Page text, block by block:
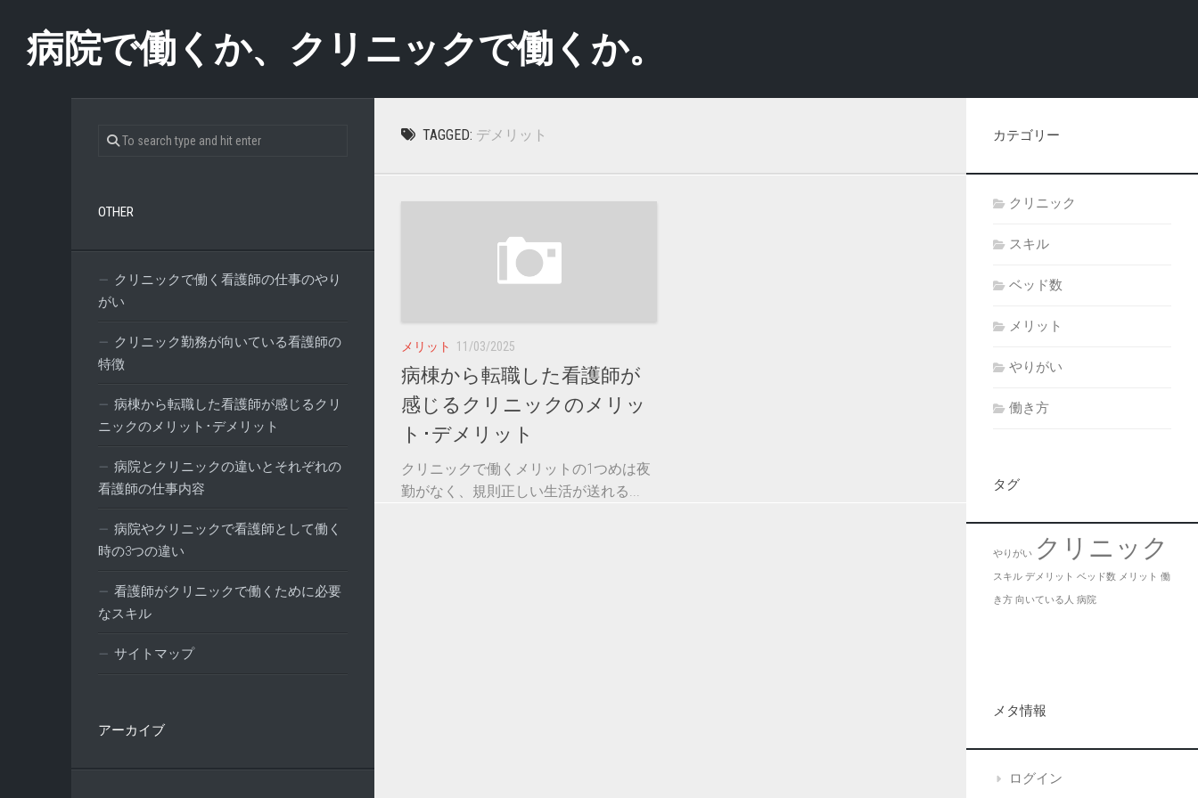
content病院で働くか、クリニックで働くか。
TAGGED: デメリット
メリット 11/03/2025
病棟から転職した看護師が
感じるクリニックのメリッ
ト･デメリット
クリニックで働くメリットの1つめは夜
勤がなく、規則正しい生活が送れる...
OTHER
クリニックで働く看護師の仕事のやり
がい
クリニック勤務が向いている看護師の
特徴
病棟から転職した看護師が感じるクリ
ニックのメリット･デメリット
病院とクリニックの違いとそれぞれの
看護師の仕事内容
病院やクリニックで看護師として働く
時の3つの違い
看護師がクリニックで働くために必要
なスキル
サイトマップ
アーカイブ
カテゴリー
クリニック
スキル
ベッド数
メリット
やりがい
働き方
タグ
やりがい クリニック
スキル デメリット ベッド数 メリット 働
き方 向いている人 病院
メタ情報
ログイン